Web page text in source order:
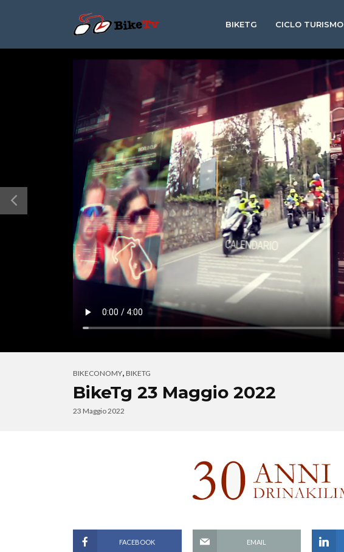
BIKETG CICLO TURISMO
BIKECONOMY, BIKETG
BikeTg 23 Maggio 2022
23 Maggio 2022
FACEBOOK EMAIL